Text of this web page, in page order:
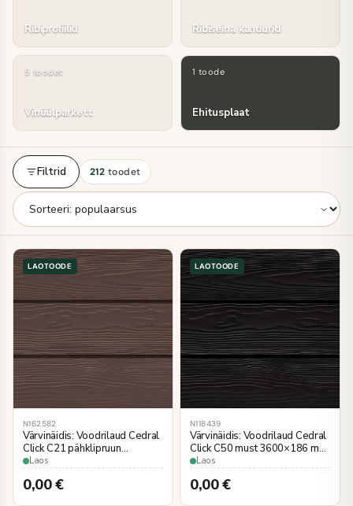
Ribiprofiilid Ribiseina kandurid
5 toodet
Vinüülparkett
1 toode
Ehitusplaat
Filtrid 212 toodet
LAOTOODE
N162582
Värvinäidis: Voodrilaud Cedral
Click C21 pähklipruun
3600×186 mm
Laos
0,00€
LAOTOODE
N118439
Värvinäidis: Voodrilaud Cedral
Click C50 must 3600×186 mm
puiduimitatsioon
Laos
0,00€